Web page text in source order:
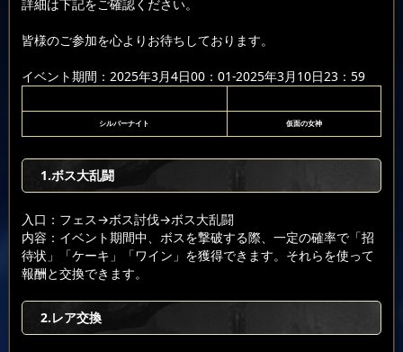
詳細は下記をご確認ください。
皆様のご参加を心よりお待ちしております。
イベント期間：2025年3月4日00：01-2025年3月10日23：59
シルバーナイト 仮面の女神
1.ボス大乱闘
入口：フェス→ボス討伐→ボス大乱闘
内容：イベント期間中、ボスを撃破する際、一定の確率で「招
待状」「ケーキ」「ワイン」を獲得できます。それらを使って
報酬と交換できます。
2.レア交換